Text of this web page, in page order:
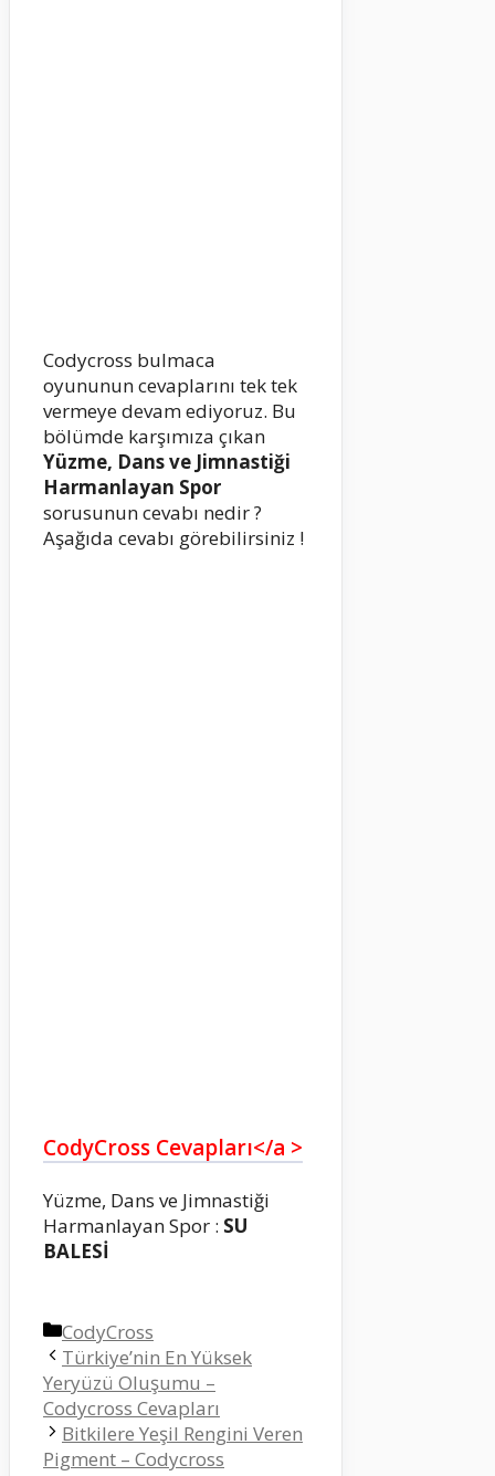
Codycross bulmaca
oyununun cevaplarını tek tek
vermeye devam ediyoruz. Bu
bölümde karşımıza çıkan
Yüzme, Dans ve Jimnastiği
Harmanlayan Spor
sorusunun cevabı nedir ?
Aşağıda cevabı görebilirsiniz !
CodyCross Cevapları</a >
Yüzme, Dans ve Jimnastiği
Harmanlayan Spor : SU
BALESİ
Kategoriler
CodyCross
Türkiye’nin En Yüksek
Yeryüzü Oluşumu –
Codycross Cevapları
Bitkilere Yeşil Rengini Veren
Pigment – Codycross